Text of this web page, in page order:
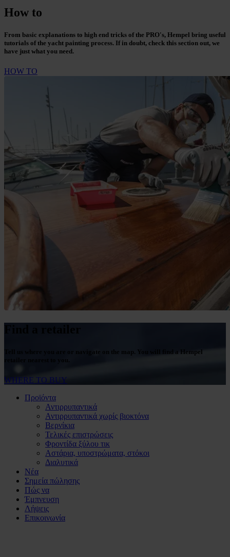
How to
From basic explanations to high end tricks of the PRO's, Hempel bring useful
tutorials of the yacht painting process. If in doubt, check this section out, we
have just what you need.
HOW TO
Tell us where you are or navigate on the map. You will find a Hempel
retailer nearest to you.
WHERE TO BUY
Προϊόντα
Αντιρρυπαντικά
Αντιρρυπαντικά χωρίς βιοκτόνα
Βερνίκια
Τελικές επιστρώσεις
Φροντίδα ξύλου τικ
Αστάρια, υποστρώματα, στόκοι
Διαλυτικά
Νέα
Σημεία πώλησης
Πώς να
Έμπνευση
Λήψεις
Επικοινωνία